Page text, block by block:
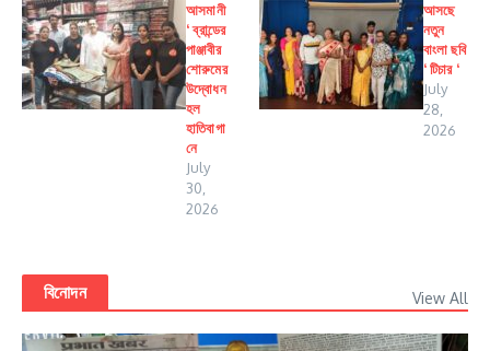
আসমানী
‘ ব্রান্ডের
পাঞ্জাবীর
শোরুমের
উদ্বোধন
হল
হাতিবাগা
নে
July
30,
2026
আসছে
নতুন
বাংলা ছবি
‘ টিচার ‘
July
28,
2026
বিনোদন View All